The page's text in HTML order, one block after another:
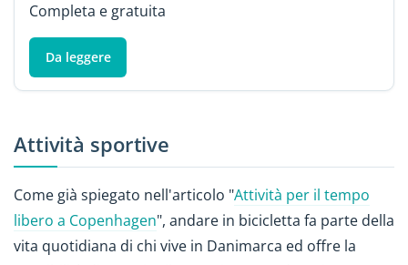
Completa e gratuita
Da leggere
Attività sportive
Come già spiegato nell'articolo "Attività per il tempo
libero a Copenhagen", andare in bicicletta fa parte della
vita quotidiana di chi vive in Danimarca ed offre la